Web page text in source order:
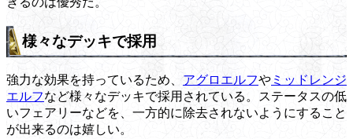
様々なデッキで採用
強力な効果を持っているため、 アグロエルフや ミッドレンジ
エルフなど様々なデッキで採用されている。ステータスの低
いフェアリーなどを、一方的に除去されないようにすること
が出来るのは嬉しい。